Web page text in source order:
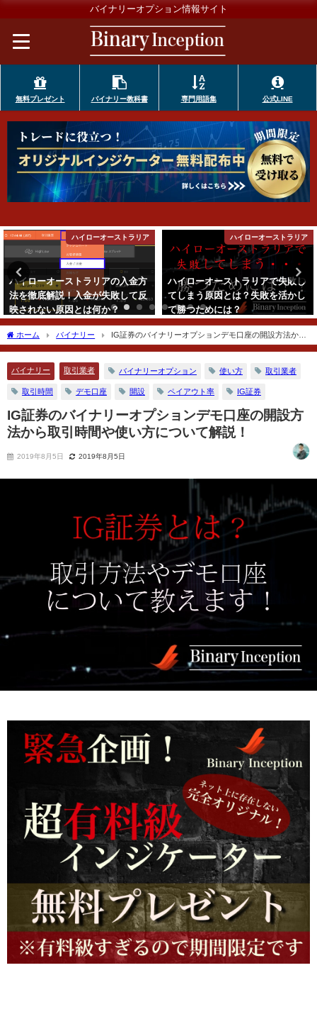
バイナリーオプション情報サイト
無料プレゼント バイナリー教科書 専門用語集 公式LINE
ハイローオーストラリア
ハイローオーストラリアで失敗し
てしまう原因とは？失敗を活かし
て勝つためには？
ハイローオーストラリア
ハイローオーストラリアで得た利
益の税金対象について！バレな
い？それとも確定申告する必要は
あるのか？
ホーム バイナリー
IG証券のバイナリーオプションデモ口座の開設方法から
取引時間や使い方について解説！
バイナリー 取引業者 バイナリーオプション 使い方 取引業者
取引時間 デモ口座 開設 ペイアウト率 IG証券
IG証券のバイナリーオプションデモ口座の開設方
法から取引時間や使い方について解説！
2019年8月5日 2019年8月5日